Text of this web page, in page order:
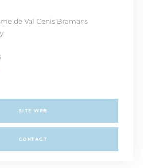
de Val Cenis Bramans
SITE WEB
CONTACT